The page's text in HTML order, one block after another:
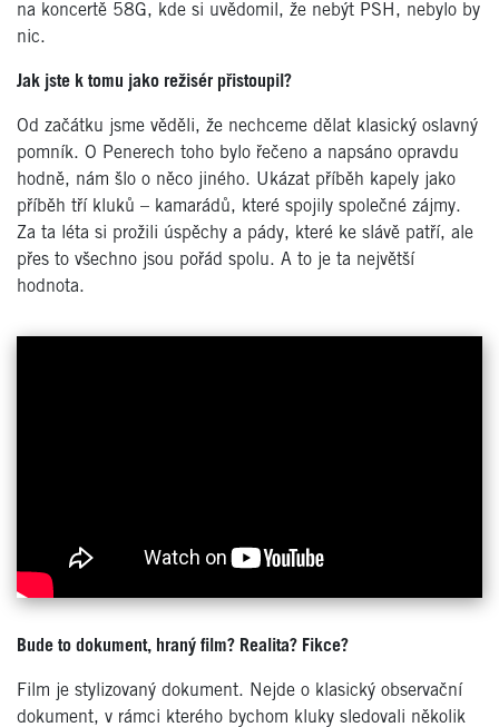
na koncertě 58G, kde si uvědomil, že nebýt PSH, nebylo by
nic.
Jak jste k tomu jako režisér přistoupil?
Od začátku jsme věděli, že nechceme dělat klasický oslavný
pomník. O Penerech toho bylo řečeno a napsáno opravdu
hodně, nám šlo o něco jiného. Ukázat příběh kapely jako
příběh tří kluků – kamarádů, které spojily společné zájmy.
Za ta léta si prožili úspěchy a pády, které ke slávě patří, ale
přes to všechno jsou pořád spolu. A to je ta největší
hodnota.
Bude to dokument, hraný film? Realita? Fikce?
Film je stylizovaný dokument. Nejde o klasický observační
dokument, v rámci kterého bychom kluky sledovali několik